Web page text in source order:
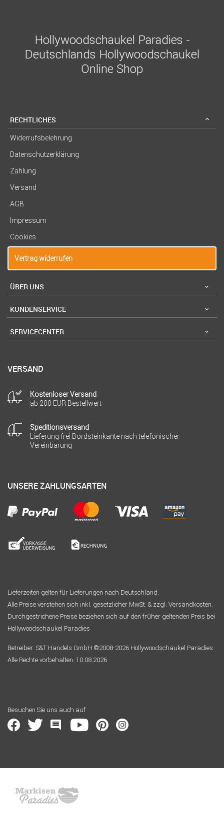
Hollywoodschaukel Paradies -
Deutschlands Hollywoodschaukel
Online Shop
RECHTLICHES
Widerrufsbelehrung
Datenschutzerklärung
Zahlung
Versand
AGB
Impressum
Cookies
Vertrag widerrufen
ÜBER UNS
KUNDENSERVICE
SERVICECENTER
VERSAND
Kostenloser Versand
ab 200 EUR Bestellwert
Speditionsversand
Lieferung frei Bordsteinkante nach telefonischer
Vereinbarung
UNSERE ZAHLUNGSARTEN
Lieferzeiten gelten für Lieferungen nach Deutschland.
Alle Preise verstehen sich inkl. gesetzlicher MwSt. & zzgl. Versandkosten.
Durchgestrichene Preise beziehen sich auf den früher geltenden Preis bei
Hollywoodschaukel Paradies
Betreiber: S&T Handels GmbH ©2008-2026 Hollywoodschaukel Paradies
Alle Rechte vorbehalten. 10.08.2026
Besuchen Sie uns auch auf